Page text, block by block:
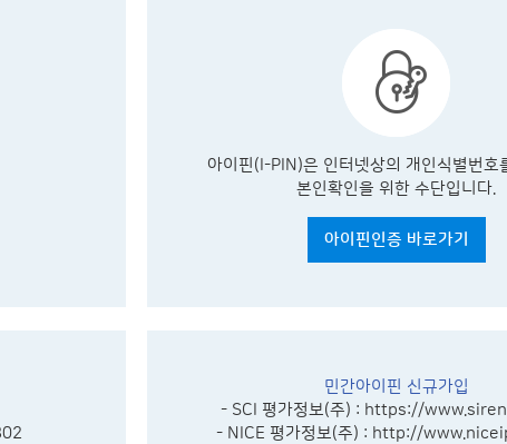
아이핀(I-PIN)은 인터넷상의 개인식별번호
본인확인을 위한 수단입니다.
아이핀인증 바로가기
민간아이핀 신규가입
- SCI 평가정보(주) : https://
- NICE 평가정보(주) : http://